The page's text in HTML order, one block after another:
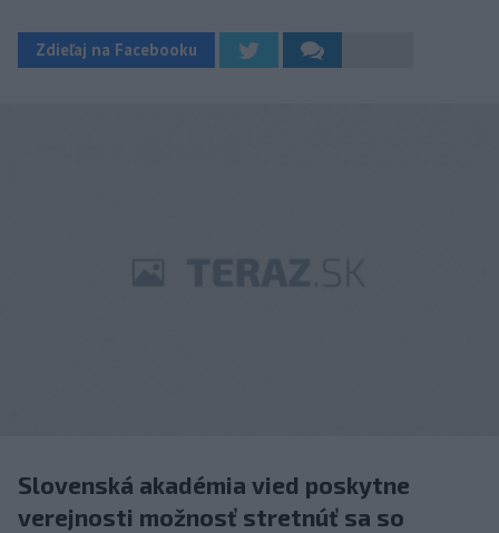
Zdieľaj na Facebooku
Slovenská akadémia vied poskytne
verejnosti možnosť stretnúť sa so